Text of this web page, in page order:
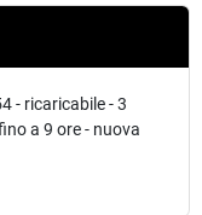
- ricaricabile - 3
a 9 ore - nuova